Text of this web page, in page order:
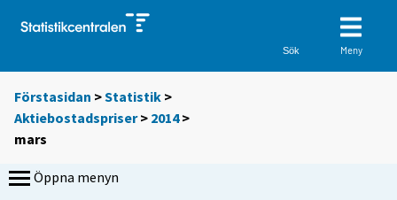
Sök Meny
Förstasidan >Statistik >
Aktiebostadspriser> 2014>
mars
Öppna menyn